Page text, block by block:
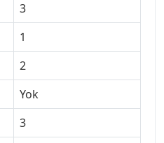
3
1
2
Yok
3